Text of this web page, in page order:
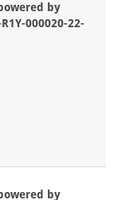
by
000020-22-
by